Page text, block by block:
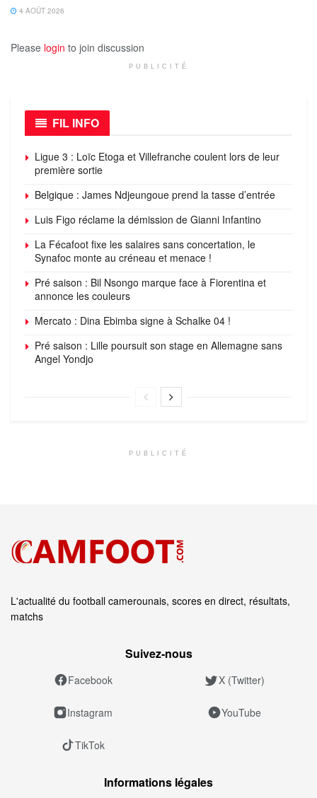
4 AOÛT 2026
Please login to join discussion
PUBLICITÉ
FIL INFO
Ligue 3 : Loïc Etoga et Villefranche coulent lors de leur
première sortie
Belgique : James Ndjeungoue prend la tasse d’entrée
Luis Figo réclame la démission de Gianni Infantino
La Fécafoot fixe les salaires sans concertation, le
Synafoc monte au créneau et menace !
Pré saison : Bil Nsongo marque face à Fiorentina et
annonce les couleurs
Mercato : Dina Ebimba signe à Schalke 04 !
Pré saison : Lille poursuit son stage en Allemagne sans
Angel Yondjo
PUBLICITÉ
L'actualité du football camerounais, scores en direct, résultats,
matchs
Suivez‑nous
Facebook X (Twitter)
Instagram YouTube
TikTok
Informations légales